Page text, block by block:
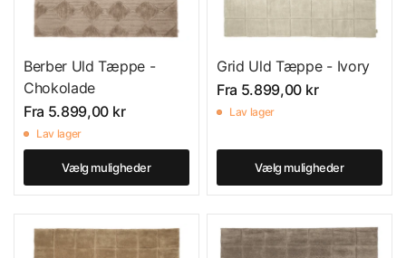
Berber Uld Tæppe -
Chokolade
Fra 5.899,00 kr
Lav lager
Vælg muligheder
Grid Uld Tæppe - Ivory
Fra 5.899,00 kr
Lav lager
Vælg muligheder